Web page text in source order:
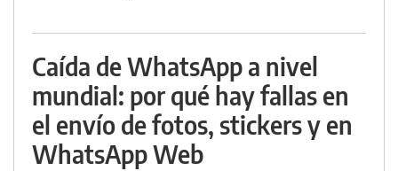
Caída de WhatsApp a nivel
mundial: por qué hay fallas en
el envío de fotos, stickers y en
WhatsApp Web